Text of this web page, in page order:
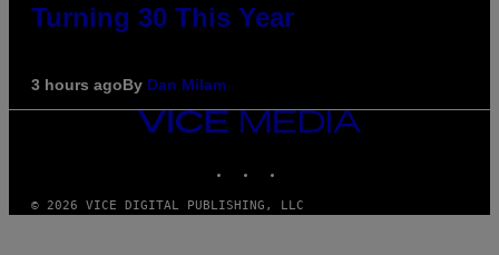
Turning 30 This Year
3 hours agoBy Dan Milam
VICE
MEDIA
© 2026 VICE DIGITAL PUBLISHING, LLC